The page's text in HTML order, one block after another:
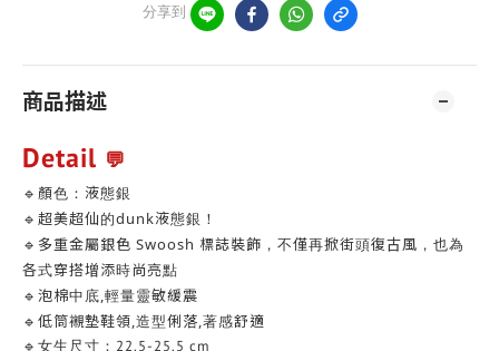
分享到
商品描述
Detail 💬
🔹顏色：液態銀
🔹超美超仙的dunk液態銀！
🔹多重金屬銀色 Swoosh 標誌裝飾，不僅再掀街頭復古風，也為
各式穿搭增添時尚亮點
🔹泡棉中底,輕量靈敏緩震
🔹低筒襯墊鞋領,造型俐落,著感舒適
🔹女生尺寸：22.5-25.5 cm